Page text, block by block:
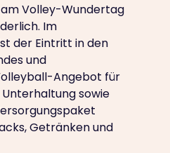
Volley-Wundertag
Im
der Eintritt in den
und
Angebot für
Unterhaltung sowie
Getränken und